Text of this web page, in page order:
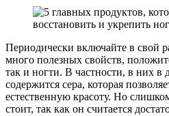
Периодически включайте в свой
много полезных свойств,
так и ногти. В частности, в них в
содержится сера, которая
естественную красоту. Но
стоит, так как он считается